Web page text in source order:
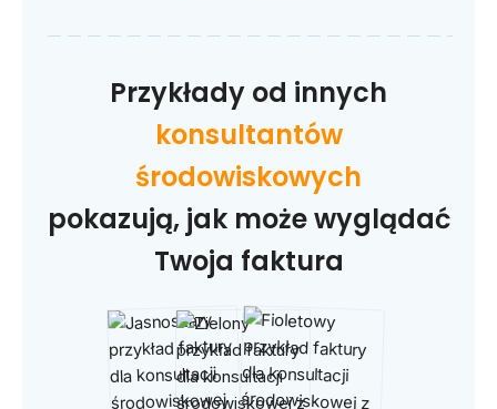
Przykłady od innych
konsultantów
środowiskowych
pokazują, jak może wyglądać
Twoja faktura